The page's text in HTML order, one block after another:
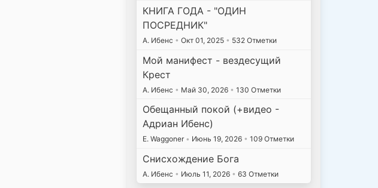
КНИГА ГОДА - "ОДИН
ПОСРЕДНИК"
А. Ибенс • Окт 01, 2025 • 532 Отметки
Мой манифест - вездесущий
Крест
А. Ибенс • Май 30, 2026 • 130 Отметки
Обещанный покой (+видео -
Адриан Ибенс)
E. Waggoner • Июнь 19, 2026 • 109 Отметки
Снисхождение Бога
А. Ибенс • Июль 11, 2026 • 63 Отметки